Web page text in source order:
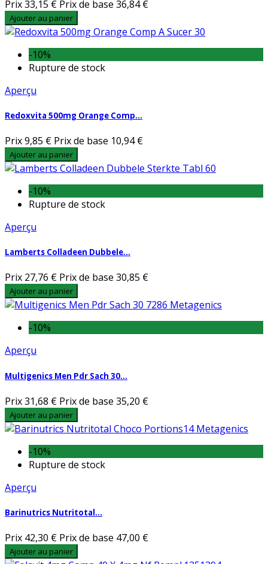
Prix33,15 € Prix de base 36,84 €
Ajouter au panier
-10%
Rupture de stock
Aperçu
Redoxvita 500mg Orange Comp...
Prix9,85 € Prix de base 10,94 €
Ajouter au panier
-10%
Rupture de stock
Aperçu
Lamberts Colladeen Dubbele...
Prix 27,76 € Prix de base 30,85 €
Ajouter au panier
-10%
Aperçu
Multigenics Men Pdr Sach 30...
Prix31,68 € Prix de base 35,20 €
Ajouter au panier
-10%
Rupture de stock
Aperçu
Barinutrics Nutritotal...
Prix 42,30 € Prix de base 47,00 €
Ajouter au panier